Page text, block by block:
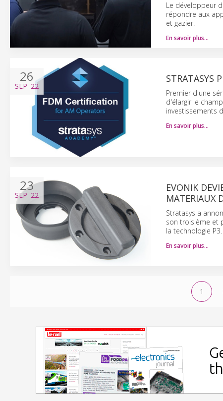
Le développeur
répondre aux
et gazier.
En savoir plus…
26
SEP '22
STRATASYS
Premier d'une
d'élargir le
investissements
En savoir plus…
23
SEP '22
EVONIK
MATERIAUX
Stratasys a
son troisième et
la technologie P3.
En savoir plus…
1